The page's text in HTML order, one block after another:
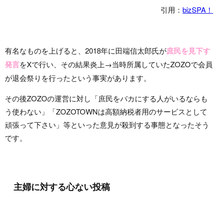
引用： bizSPA！
有名なものを上げると、2018年に田端信太郎氏が庶民を見下す
発言をXで行い、その結果炎上→当時所属していたZOZOで会員
が退会祭りを行ったという事実があります。
その後ZOZOの運営に対し「庶民をバカにする人がいるならも
う使わない」「ZOZOTOWNは高額納税者用のサービスとして
頑張って下さい」等といった意見が殺到する事態となったそう
です。
主婦に対する心ない投稿